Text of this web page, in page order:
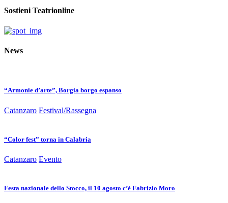
Sostieni Teatrionline
News
“Armonie d’arte”, Borgia borgo espanso
Catanzaro Festival/Rassegna
“Color fest” torna in Calabria
Catanzaro Evento
Festa nazionale dello Stocco, il 10 agosto c’è Fabrizio Moro